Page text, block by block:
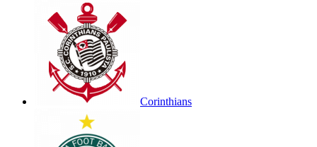
Corinthians